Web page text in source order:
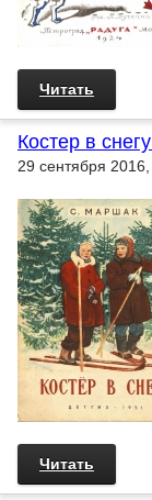
Читать
Костер в
29 сентября
Читать